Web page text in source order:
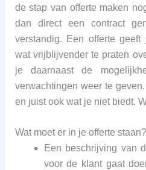
de stap van offerte maken
dan direct een contract
verstandig. Een offerte
wat vrijblijvender te praten
je daarnaast de
verwachtingen weer te
en juist ook wat je niet biedt.
Wat moet er in je offerte staan?
Een beschrijving van
voor de klant gaat